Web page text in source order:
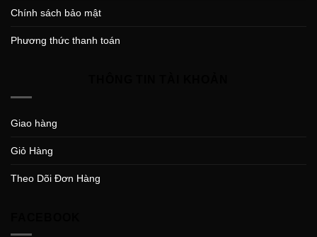
Chính sách bảo mật
Phương thức thanh toán
Giao hàng
Giỏ Hàng
Theo Dõi Đơn Hàng